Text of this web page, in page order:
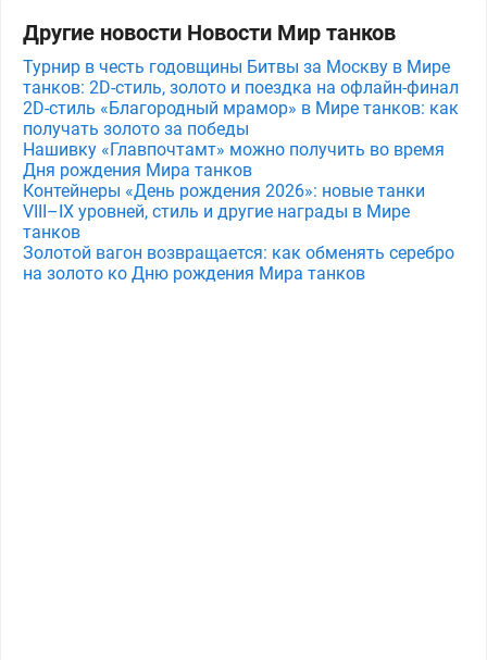
Другие новости Новости Мир танков
Турнир в честь годовщины Битвы за Москву в Мире
танков: 2D-стиль, золото и поездка на офлайн-финал
2D-стиль «Благородный мрамор» в Мире танков: как
получать золото за победы
Нашивку «Главпочтамт» можно получить во время
Дня рождения Мира танков
Контейнеры «День рождения 2026»: новые танки
VIII–IX уровней, стиль и другие награды в Мире
танков
Золотой вагон возвращается: как обменять серебро
на золото ко Дню рождения Мира танков